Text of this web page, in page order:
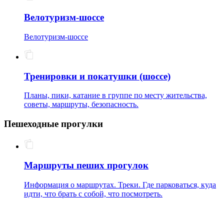
Велотуризм-шоссе
Велотуризм-шоссе
Тренировки и покатушки (шоссе)
Планы, пики, катание в группе по месту жительства,
советы, маршруты, безопасность.
Пешеходные прогулки
Маршруты пеших прогулок
Информация о маршрутах. Треки. Где парковаться, куда
идти, что брать с собой, что посмотреть.